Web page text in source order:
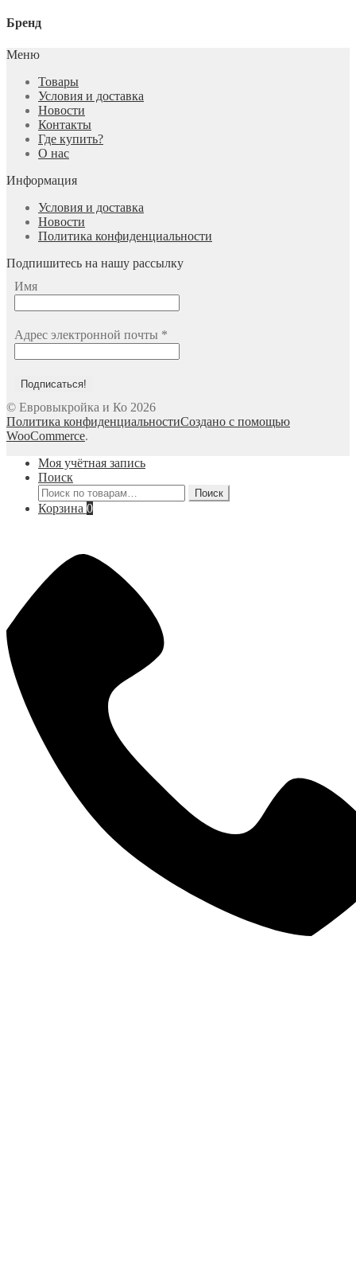
Бренд
Меню
Товары
Условия и доставка
Новости
Контакты
Где купить?
О нас
Информация
Условия и доставка
Новости
Политика конфиденциальности
Подпишитесь на нашу рассылку
Имя
Адрес электронной почты *
© Евровыкройка и Ко 2026
Политика конфиденциальностиСоздано с помощью
WooCommerce.
Моя учётная запись
Поиск
Искать:
Поиск
Корзина 0